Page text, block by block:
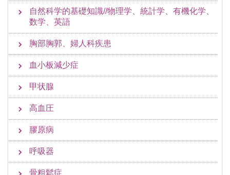
自然科学的基礎知識//物理学、統計学、有機化学、
数学、英語
胸部胸郭、婦人科疾患
血小板減少症
甲状腺
高血圧
膠原病
呼吸器
骨粗鬆症